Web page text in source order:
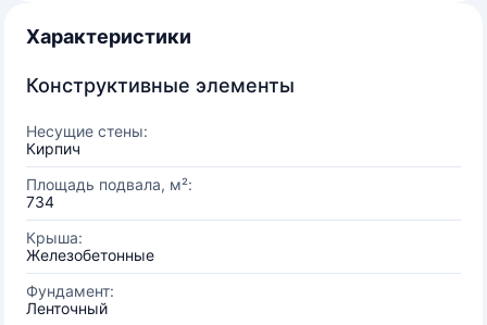
Характеристики
Конструктивные элементы
Несущие стены:
Кирпич
Площадь подвала, м²:
734
Крыша:
Железобетонные
Фундамент:
Ленточный